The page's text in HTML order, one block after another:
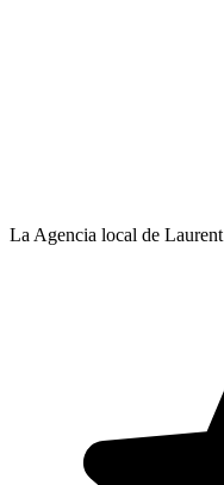
La Agencia local de Laurent